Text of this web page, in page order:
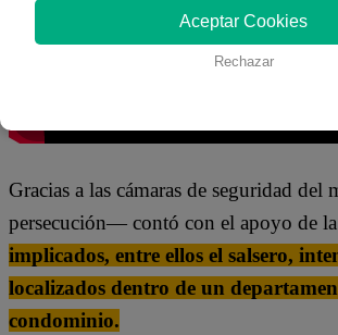
Gracias a las cámaras de seguridad
persecución— contó con el apoyo de
implicados, entre ellos el salsero,
localizados dentro de un
condominio.
Aceptar Cookies
Rechazar